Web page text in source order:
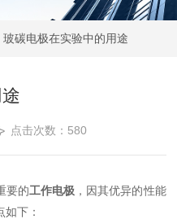
碳电极在实验中的用途
点击次数：580
要的工作电极 ，因其优异的性能
下：